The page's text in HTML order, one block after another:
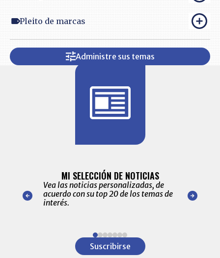
Pleito de marcas
Administre sus temas
nuestro
para
MI SELECCIÓN DE NOTICIAS
Vea las noticias personalizadas, de
acuerdo con su top 20 de los temas de
interés.
de las
Suscribirse